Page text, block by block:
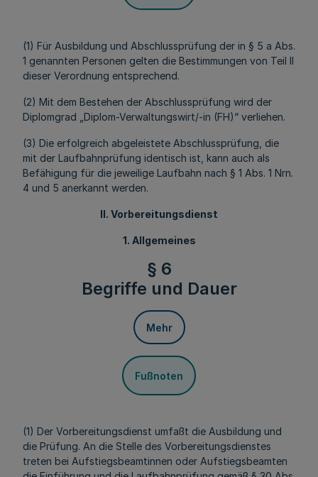
(1) Für Ausbildung und Abschlussprüfung der in § 5 a Abs.
1 genannten Personen gelten die Bestimmungen von Teil II
dieser Verordnung entsprechend.
(2) Mit dem Bestehen der Abschlussprüfung wird der
Diplomgrad „Diplom-Verwaltungswirt/-in (FH)“ verliehen.
(3) Die erfolgreich abgeleistete Abschlussprüfung, die
mit der Laufbahnprüfung identisch ist, kann auch als
Befähigung für die jeweilige Laufbahn nach § 1 Abs. 1 Nrn.
4 und 5 anerkannt werden.
II. Vorbereitungsdienst
1. Allgemeines
§ 6
Begriffe und Dauer
Mehr
Fußnoten
(1) Der Vorbereitungsdienst umfaßt die Ausbildung und
die Prüfung. An die Stelle des Vorbereitungsdienstes
treten bei Aufstiegsbeamtinnen oder Aufstiegsbeamten